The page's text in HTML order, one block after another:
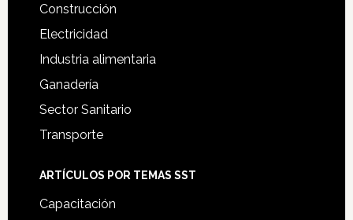
Construcción
Electricidad
Industria alimentaria
Ganadería
Sector Sanitario
Transporte
ARTÍCULOS POR TEMAS SST
Capacitación